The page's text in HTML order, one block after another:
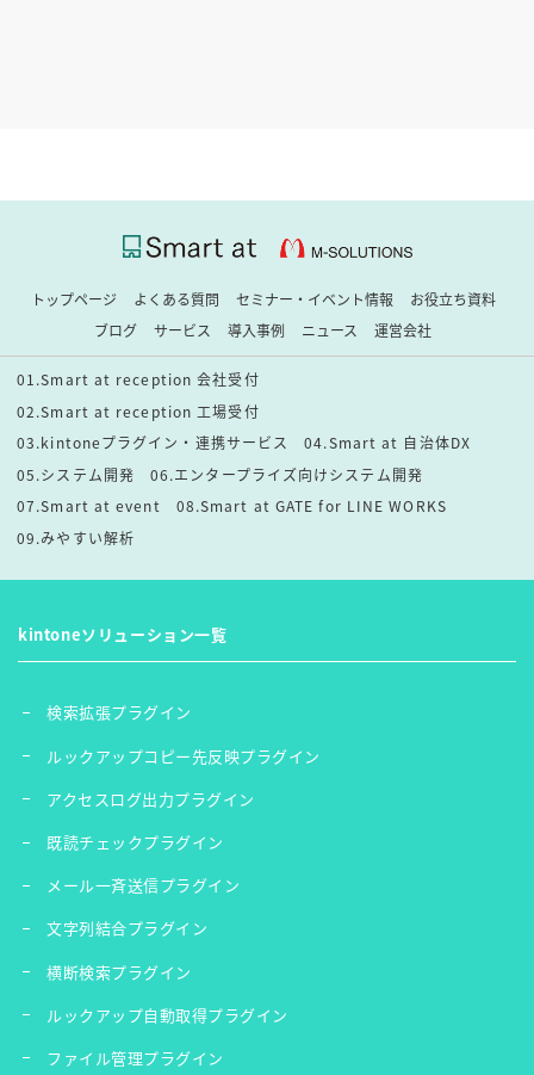
トップページ よくある質問 セミナー・イベント情報
お役立ち資料
ブログ
サービス 導入事例 ニュース 運営会社
01.Smart at reception 会社受付
02.Smart at reception 工場受付
03.kintoneプラグイン・連携サービス
04.Smart at 自治体DX
05.システム開発
06.エンタープライズ向けシステム開発
07.Smart at event
08.Smart at GATE for LINE WORKS
09.みやすい解析
kintoneソリューション一覧
検索拡張プラグイン
ルックアップコピー先反映プラグイン
アクセスログ出力プラグイン
既読チェックプラグイン
メール一斉送信プラグイン
文字列結合プラグイン
横断検索プラグイン
ルックアップ自動取得プラグイン
ファイル管理プラグイン